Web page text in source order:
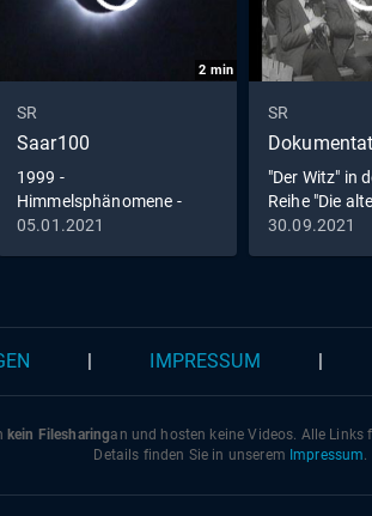
2 min
SR
Saar100
1999 -
Himmelsphänomene -
Marienerscheinung und
05.01.2021
SR
"Der Witz" in
Reihe "Die
30.09.2021
IMPRESSUM
kein Filesharingan und hosten keine Videos. Alle Links
Details finden Sie in unserem Impressum.